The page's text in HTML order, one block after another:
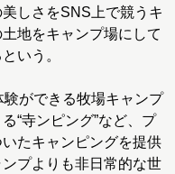
しさをSNS上で競うキ
地をキャンプ場にして
いう。
験ができる牧場キャンプ
“寺ンピング”など、プ
たキャンピングを提供
プよりも非日常的な世